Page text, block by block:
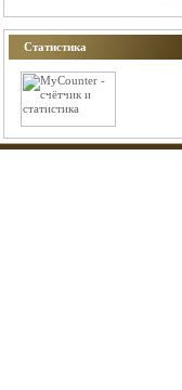
Статистика